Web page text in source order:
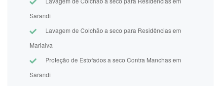
Sarandi
Lavagem de Colchão a seco para Residências em
Marialva
Proteção de Estofados a seco Contra Manchas em
Sarandi